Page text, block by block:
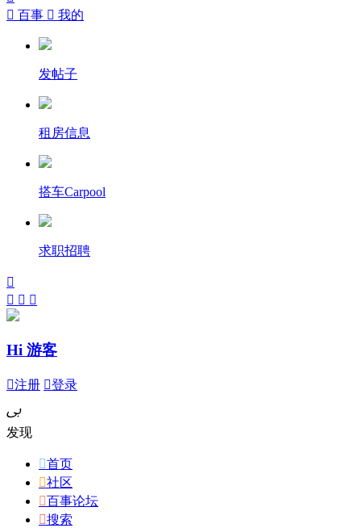
 百事  我的
发帖子
租房信息
搭车Carpool
求职招聘

  
Hi 游客
注册 登录
ﰉ
发现
首页
社区
百事论坛
搜索